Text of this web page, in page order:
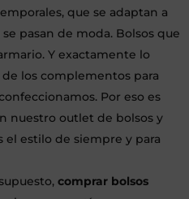
que se adaptan a
pasan de moda. Bolsos que
Y exactamente lo
los complementos para
Por eso es
nuestro outlet de bolsos y
el estilo de siempre y para
comprar bolsos